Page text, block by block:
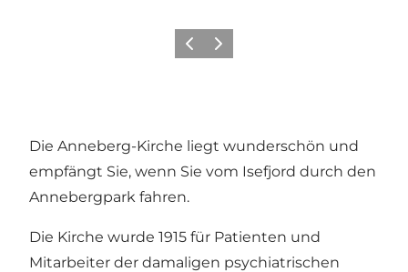
Vorherige Folie
Nächste Folie
Die Anneberg-Kirche liegt wunderschön und
empfängt Sie, wenn Sie vom Isefjord durch den
Annebergpark fahren.
Die Kirche wurde 1915 für Patienten und
Mitarbeiter der damaligen psychiatrischen